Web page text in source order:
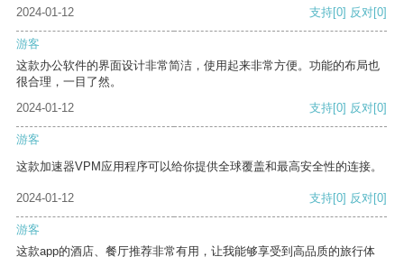
2024-01-12
支持[0] 反对[0]
游客
这款办公软件的界面设计非常简洁，使用起来非常方便。功能的布局也
很合理，一目了然。
2024-01-12
支持[0] 反对[0]
游客
这款加速器VPM应用程序可以给你提供全球覆盖和最高安全性的连接。
2024-01-12 支持[0] 反对[0]
游客
这款app的酒店、餐厅推荐非常有用，让我能够享受到高品质的旅行体